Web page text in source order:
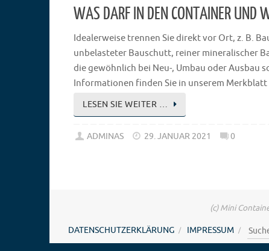
WAS DARF IN DEN CONTAINER UND
Idealerweise trennen Sie direkt vor Ort, z. B.
unbelasteter Bauschutt, reiner mineralischer
die gewöhnlich bei Neu-, Umbau oder Ausbau
Informationen finden Sie in unserem
LESEN SIE WEITER …
ADMINAS 29. JANUAR 2021 0
(c) Mini
DATENSCHUTZERKLÄRUNG IMPRESSUM